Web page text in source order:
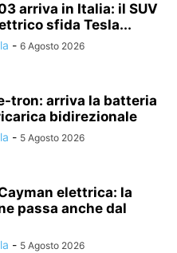
arriva in Italia: il SUV
sfida Tesla...
- 6 Agosto 2026
tron: arriva la batteria
bidirezionale
- 5 Agosto 2026
elettrica: la
passa anche dal
- 5 Agosto 2026